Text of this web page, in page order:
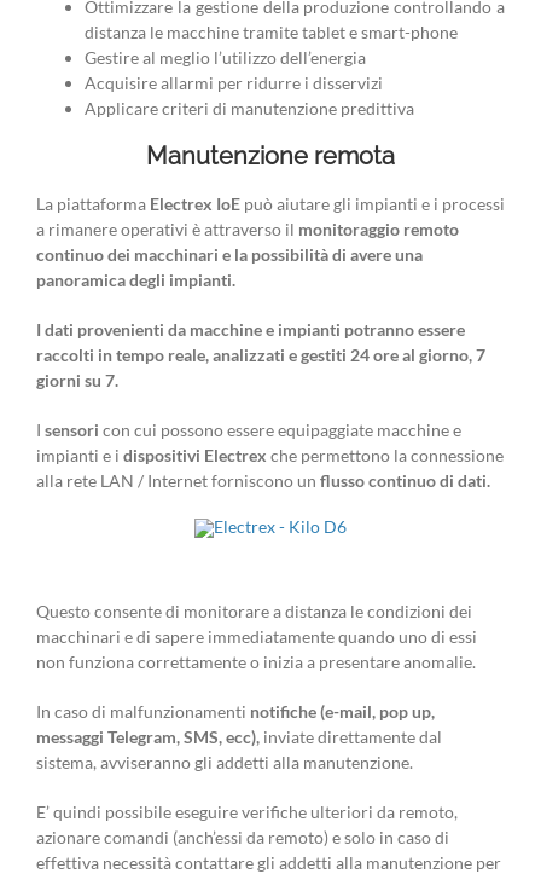
Ottimizzare la gestione della produzione controllando a
distanza le macchine tramite tablet e smart-phone
Gestire al meglio l’utilizzo dell’energia
Acquisire allarmi per ridurre i disservizi
Applicare criteri di manutenzione predittiva
Manutenzione remota
La piattaforma Electrex IoE può aiutare gli impianti e i processi
a rimanere operativi è attraverso il monitoraggio remoto
continuo dei macchinari e la possibilità di avere una
panoramica degli impianti.
I dati provenienti da macchine e impianti potranno essere
raccolti in tempo reale, analizzati e gestiti 24 ore al giorno, 7
giorni su 7.
I sensori con cui possono essere equipaggiate macchine e
impianti e i dispositivi Electrex che permettono la connessione
alla rete LAN / Internet forniscono un flusso continuo di dati.
Questo consente di monitorare a distanza le condizioni dei
macchinari e di sapere immediatamente quando uno di essi
non funziona correttamente o inizia a presentare anomalie.
In caso di malfunzionamenti notifiche (e-mail, pop up,
messaggi Telegram, SMS, ecc), inviate direttamente dal
sistema, avviseranno gli addetti alla manutenzione.
E’ quindi possibile eseguire verifiche ulteriori da remoto,
azionare comandi (anch’essi da remoto) e solo in caso di
effettiva necessità contattare gli addetti alla manutenzione per